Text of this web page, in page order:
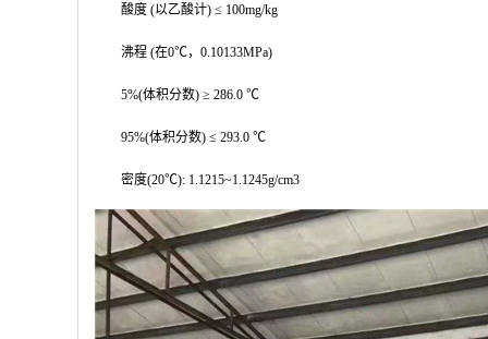
酸度 (以乙酸计) ≤ 100mg/kg
沸程 (在0℃，0.10133MPa)
5%(体积分数) ≥ 286.0 ℃
95%(体积分数) ≤ 293.0 ℃
密度(20℃): 1.1215~1.1245g/cm3